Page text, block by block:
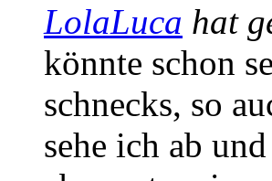
LolaLuca hat
könnte schon
schnecks, so
sehe ich ab